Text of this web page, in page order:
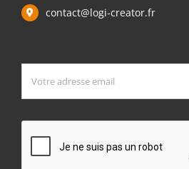
contact@logi-creator.fr